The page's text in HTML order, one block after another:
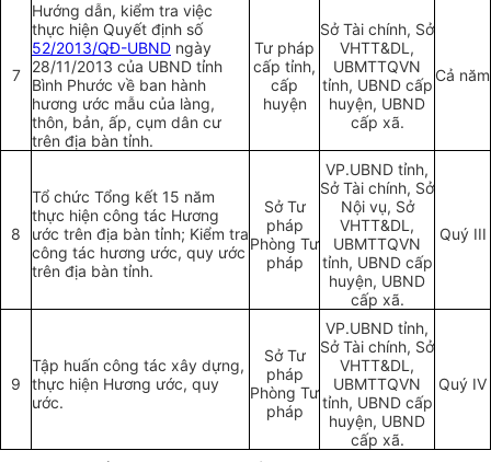
7
Hướng dẫn, kiểm tra việc
thực hiện Quyết định số
52/2013/QĐ-UBND ngày
28/11/2013 của UBND tỉnh
Bình Phước về ban hành
hương ước mẫu của làng,
thôn, bản, ấp, cụm dân cư
trên địa bàn tỉnh.
Tư pháp
cấp tỉnh,
cấp
huyện
Sở Tài chính, Sở
VHTT&DL,
UBMTTQVN
tỉnh, UBND cấp
huyện, UBND
cấp xã.
Cả năm
8
Tổ chức Tổng kết 15 năm
thực hiện công tác Hương
ước trên địa bàn tỉnh; Kiểm tra
công tác hương ước, quy ước
trên địa bàn tỉnh.
Sở Tư
pháp
Phòng Tư
pháp
VP.UBND tỉnh,
Sở Tài chính, Sở
Nội vụ, Sở
VHTT&DL,
UBMTTQVN
tỉnh, UBND cấp
huyện, UBND
cấp xã.
Quý III
9
Tập huấn công tác xây dựng,
thực hiện Hương ước, quy
ước.
Sở Tư
pháp
Phòng Tư
pháp
VP.UBND tỉnh,
Sở Tài chính, Sở
VHTT&DL,
UBMTTQVN
tỉnh, UBND cấp
huyện, UBND
cấp xã.
Quý IV